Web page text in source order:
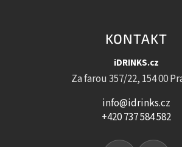
KONTAKT
iDRINKS.cz
Za farou 357/22, 154 00
info@idrinks.cz
+420 737 584 582